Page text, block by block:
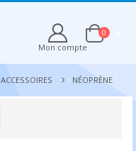
Mon compte
0
ACCESSOIRES NÉOPRÈNE